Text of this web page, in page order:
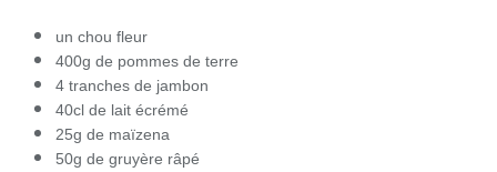
un chou fleur
400g de pommes de terre
4 tranches de jambon
40cl de lait écrémé
25g de maïzena
50g de gruyère râpé